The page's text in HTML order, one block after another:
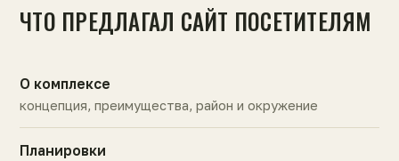
ЧТО ПРЕДЛАГАЛ САЙТ ПОСЕТИТЕЛЯМ
О комплексе
концепция, преимущества, район и окружение
Планировки